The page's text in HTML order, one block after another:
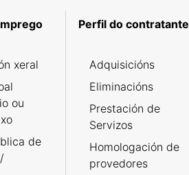
xeral
ou
de
Perfil do contratante
Adquisicións
Eliminacións
Prestación de
Servizos
Homologación de
provedores